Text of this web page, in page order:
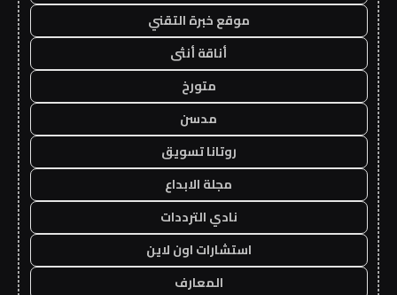
موقع خبرة التقني
أناقة أنثى
متورخ
مدسن
روتانا تسويق
مجلة الابداع
نادي الترددات
استشارات اون لاين
المعارف